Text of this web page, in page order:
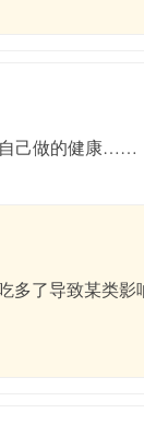
自己做的健康……
多了导致某类